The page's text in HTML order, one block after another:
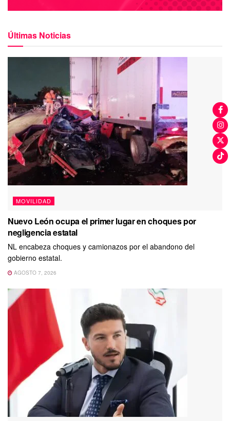
Últimas Noticias
MOVILIDAD
Nuevo León ocupa el primer lugar en choques por
negligencia estatal
NL encabeza choques y camionazos por el abandono del
gobierno estatal.
AGOSTO 7, 2026